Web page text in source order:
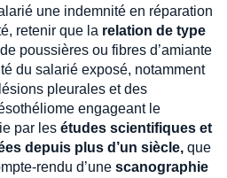
une indemnité en réparation
retenir que la relation de type
poussières ou fibres d’amiante
du salarié exposé, notamment
pleurales et des
engageant le
par les études scientifiques et
depuis plus d’un siècle, que
rendu d’une scanographie